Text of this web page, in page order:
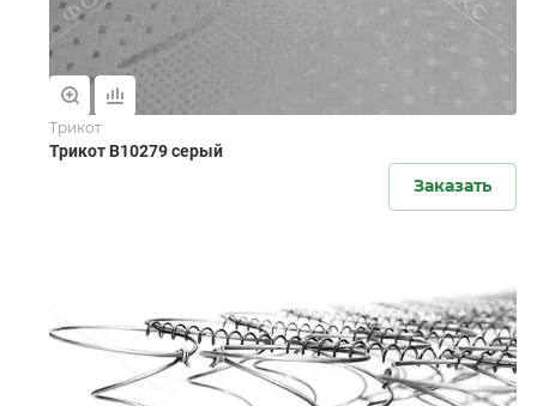
Трикот
Трикот B10279 серый
Заказать